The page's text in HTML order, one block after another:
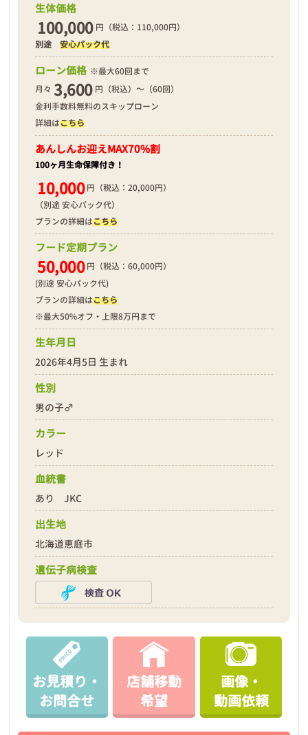
2026年04月12日
❮ ❯
❮
生体価格
100,000 円（税込：110,000円）
別途安心パック代
ローン価格 ※最大60回まで
月々 3,600 円（税込）～（60回）
金利手数料無料のスキップローン
詳細はこちら
あんしんお迎えMAX70%割
100ヶ月生命保障付き！
10,000 円（税込：20,000円）
（別途 安心パック代）
プランの詳細はこちら
フード定期プラン
50,000 円（税込：60,000円）
(別途 安心パック代)
プランの詳細はこちら
※最大50%オフ・上限8万円まで
生年月日
2026年4月5日 生まれ
性別
男の子♂
カラー
レッド
血統書
あり JKC
出生地
北海道恵庭市
遺伝子病検査
お見積り・
お問合せ
店舗移動
希望
画像・
動画依頼